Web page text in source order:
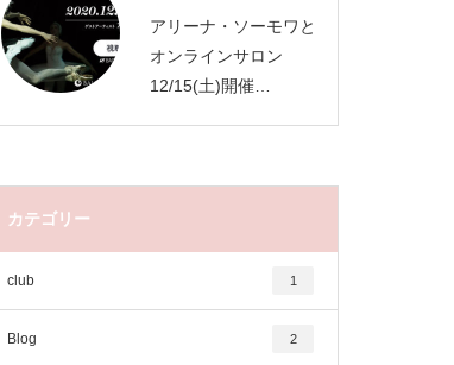
アリーナ・ソーモワと
オンラインサロン
12/15(土)開催…
カテゴリー
club 1
Blog 2